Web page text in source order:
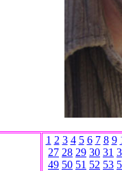
1 2 3 4 5 6 7 8 9
27 28 29 30 31
49 50 51 52 53